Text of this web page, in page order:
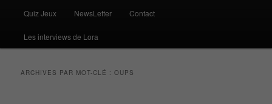
Quiz Jeux NewsLetter Contact
Les interviews de Lora
ARCHIVES PAR MOT-CLÉ :OUPS